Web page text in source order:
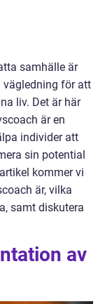
samhälle är
vägledning för att
liv. Det är här
är en
individer att
sin potential
kommer vi
är, vilka
samt diskutera
av